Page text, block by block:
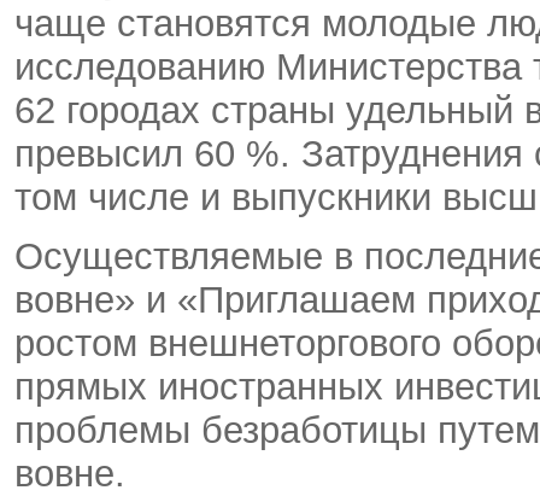
чаще становятся молодые
исследованию Министерства
62 городах страны удельный
превысил 60 %.
том числе и выпускники
Осуществляемые в
вовне» и «Приглашаем
ростом внешнеторгового
прямых иностранных
проблемы безработицы
вовне.